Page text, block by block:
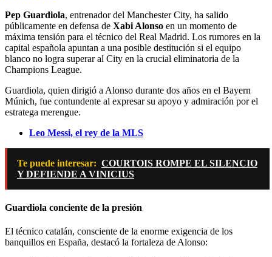
Pep Guardiola, entrenador del Manchester City, ha salido
públicamente en defensa de Xabi Alonso en un momento de
máxima tensión para el técnico del Real Madrid. Los rumores en la
capital española apuntan a una posible destitución si el equipo
blanco no logra superar al City en la crucial eliminatoria de la
Champions League.
Guardiola, quien dirigió a Alonso durante dos años en el Bayern
Múnich, fue contundente al expresar su apoyo y admiración por el
estratega merengue.
Leo Messi, el rey de la MLS
Te puede interesar: COURTOIS ROMPE EL SILENCIO
Y DEFIENDE A VINICIUS
Guardiola conciente de la presión
El técnico catalán, consciente de la enorme exigencia de los
banquillos en España, destacó la fortaleza de Alonso: